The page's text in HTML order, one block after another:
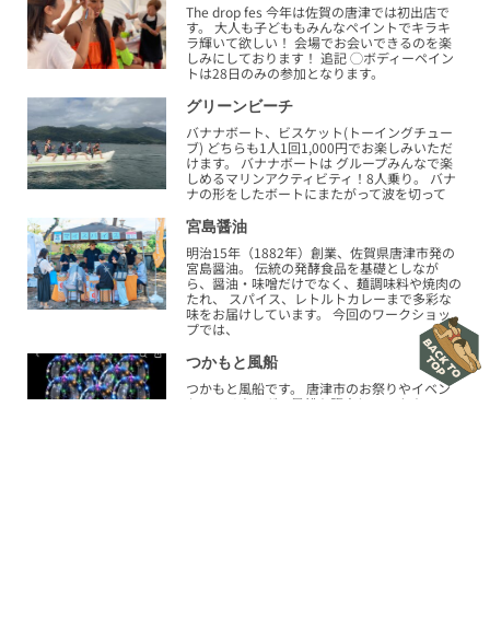
The drop fes 今年は佐賀の唐津では初出店で
す。 大人も子どももみんなペイントでキラキ
ラ輝いて欲しい！ 会場でお会いできるのを楽
しみにしております！ 追記 ◯ボディーペイン
トは28日のみの参加となります。
グリーンビーチ
バナナボート、ビスケット(トーイングチュー
ブ) どちらも1人1回1,000円でお楽しみいただ
けます。 バナナボートは グループみんなで楽
しめるマリンアクティビティ！8人乗り。 バナ
ナの形をしたボートにまたがって波を切って
宮島醤油
明治15年（1882年）創業、佐賀県唐津市発の
宮島醤油。 伝統の発酵食品を基礎としなが
ら、醤油・味噌だけでなく、麺調味料や焼肉の
たれ、 スパイス、レトルトカレーまで多彩な
味をお届けしています。 今回のワークショッ
プでは、
つかもと風船
つかもと風船です。 唐津市のお祭りやイベン
トでヘリウムガス風船を販売しています。 一